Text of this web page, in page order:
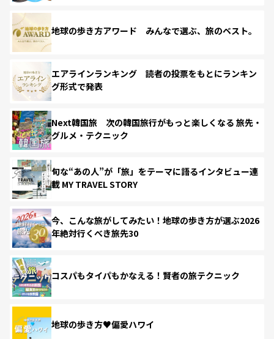
地球の歩き方アワード みんなで選ぶ、旅のベスト。
エアラインランキング 読者の投票をもとにランキン
グ形式で発表
Next韓国旅 次の韓国旅行がもっと楽しくなる 旅先・
グルメ・テクニック
旬な“あの人”が「旅」をテーマに語るインタビュー連
載 MY TRAVEL STORY
今、こんな旅がしてみたい！地球の歩き方が選ぶ2026
年絶対行くべき旅先30
コスパもタイパもかなえる！賢者の旅テクニック
地球の歩き方♥偏愛ハワイ